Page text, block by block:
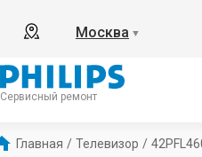
Москва ▼
Сервисный ремонт
Главная / Телевизор /